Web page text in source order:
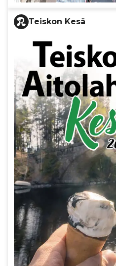
Teiskon Kesä